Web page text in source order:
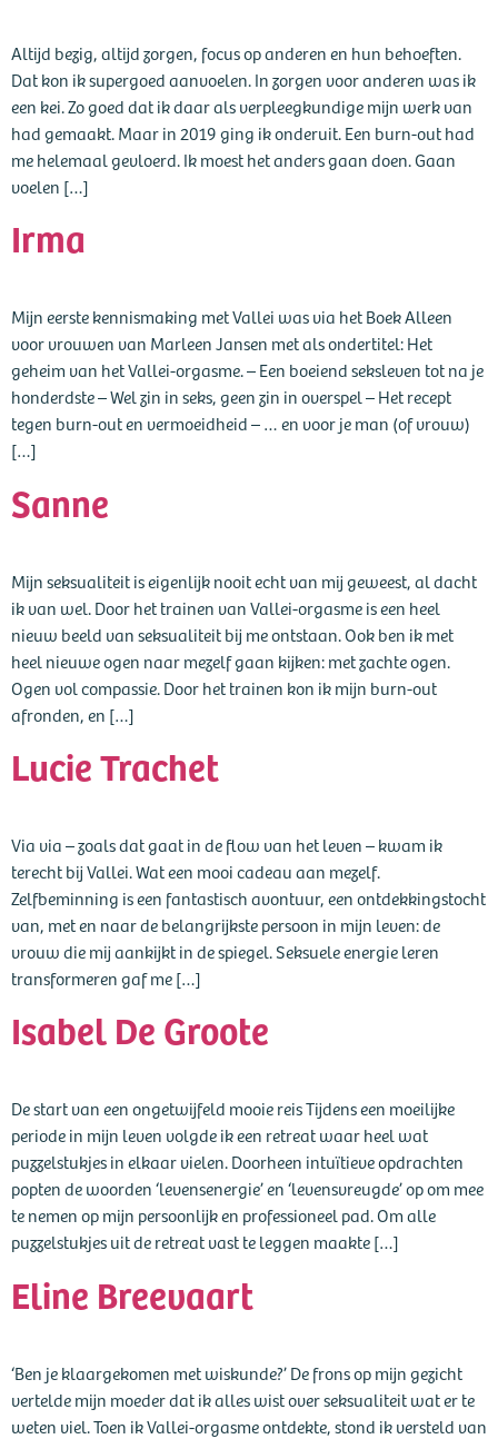
Altijd bezig, altijd zorgen, focus op anderen en hun behoeften.
Dat kon ik supergoed aanvoelen. In zorgen voor anderen was ik
een kei. Zo goed dat ik daar als verpleegkundige mijn werk van
had gemaakt. Maar in 2019 ging ik onderuit. Een burn-out had
me helemaal gevloerd. Ik moest het anders gaan doen. Gaan
voelen […]
Irma
Mijn eerste kennismaking met Vallei was via het Boek Alleen
voor vrouwen van Marleen Jansen met als ondertitel: Het
geheim van het Vallei-orgasme. – Een boeiend seksleven tot na je
honderdste – Wel zin in seks, geen zin in overspel – Het recept
tegen burn-out en vermoeidheid – … en voor je man (of vrouw)
[…]
Sanne
Mijn seksualiteit is eigenlijk nooit echt van mij geweest, al dacht
ik van wel. Door het trainen van Vallei-orgasme is een heel
nieuw beeld van seksualiteit bij me ontstaan. Ook ben ik met
heel nieuwe ogen naar mezelf gaan kijken: met zachte ogen.
Ogen vol compassie. Door het trainen kon ik mijn burn-out
afronden, en […]
Lucie Trachet
Via via – zoals dat gaat in de flow van het leven – kwam ik
terecht bij Vallei. Wat een mooi cadeau aan mezelf.
Zelfbeminning is een fantastisch avontuur, een ontdekkingstocht
van, met en naar de belangrijkste persoon in mijn leven: de
vrouw die mij aankijkt in de spiegel. Seksuele energie leren
transformeren gaf me […]
Isabel De Groote
De start van een ongetwijfeld mooie reis Tijdens een moeilijke
periode in mijn leven volgde ik een retreat waar heel wat
puzzelstukjes in elkaar vielen. Doorheen intuïtieve opdrachten
popten de woorden ‘levensenergie’ en ‘levensvreugde’ op om mee
te nemen op mijn persoonlijk en professioneel pad. Om alle
puzzelstukjes uit de retreat vast te leggen maakte […]
Eline Breevaart
‘Ben je klaargekomen met wiskunde?’ De frons op mijn gezicht
vertelde mijn moeder dat ik alles wist over seksualiteit wat er te
weten viel. Toen ik Vallei-orgasme ontdekte, stond ik versteld van